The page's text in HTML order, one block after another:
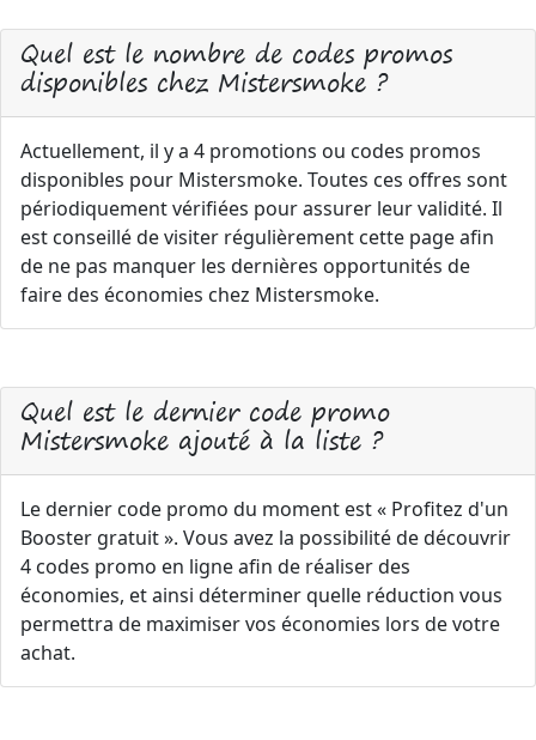
Quel est le nombre de codes promos
disponibles chez Mistersmoke ?
Actuellement, il y a 4 promotions ou codes promos
disponibles pour Mistersmoke. Toutes ces offres sont
périodiquement vérifiées pour assurer leur validité. Il
est conseillé de visiter régulièrement cette page afin
de ne pas manquer les dernières opportunités de
faire des économies chez Mistersmoke.
Quel est le dernier code promo
Mistersmoke ajouté à la liste ?
Le dernier code promo du moment est « Profitez d'un
Booster gratuit ». Vous avez la possibilité de découvrir
4 codes promo en ligne afin de réaliser des
économies, et ainsi déterminer quelle réduction vous
permettra de maximiser vos économies lors de votre
achat.